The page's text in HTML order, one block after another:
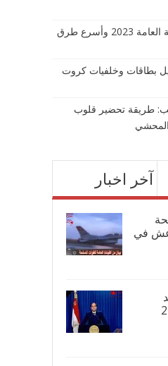
موعد ظهور نتيجة الثانوية العامة 2023 وأسرع طرق
2023 تحميل بطاقات وخلفيات كروت
طريقة تحضير قلوب
المحشي
آخر اخبار
في
21